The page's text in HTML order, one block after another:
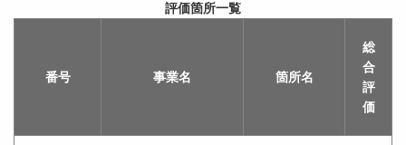
評価箇所一覧
番号 事業名 箇所名
総
合
評
価